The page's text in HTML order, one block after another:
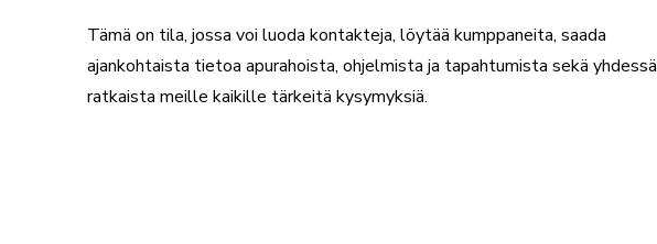
Tämä on tila, jossa voi luoda kontakteja, löytää kumppaneita, saada
ajankohtaista tietoa apurahoista, ohjelmista ja tapahtumista sekä yhdessä
ratkaista meille kaikille tärkeitä kysymyksiä.